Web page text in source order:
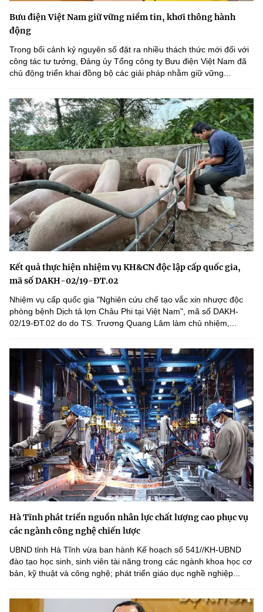
Bưu điện Việt Nam giữ vững niềm tin, khơi thông hành
động
Trong bối cảnh kỷ nguyên số đặt ra nhiều thách thức mới đối với
công tác tư tưởng, Đảng ủy Tổng công ty Bưu điện Việt Nam đã
chủ động triển khai đồng bộ các giải pháp nhằm giữ vững...
Kết quả thực hiện nhiệm vụ KH&CN độc lập cấp quốc gia,
mã số DAKH-02/19-ĐT.02
Nhiệm vụ cấp quốc gia "Nghiên cứu chế tạo vắc xin nhược độc
phòng bệnh Dịch tả lợn Châu Phi tại Việt Nam", mã số DAKH-
02/19-ĐT.02 do do TS. Trương Quang Lâm làm chủ nhiệm,...
Hà Tĩnh phát triển nguồn nhân lực chất lượng cao phục vụ
các ngành công nghệ chiến lược
UBND tỉnh Hà Tĩnh vừa ban hành Kế hoạch số 541//KH-UBND
đào tạo học sinh, sinh viên tài năng trong các ngành khoa học cơ
bản, kỹ thuật và công nghệ; phát triển giáo dục nghề nghiệp...